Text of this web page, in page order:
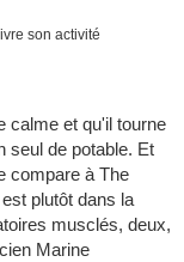
son activité
calme et qu'il tourne
seul de potable. Et
compare à The
plutôt dans la
musclés, deux,
Marine